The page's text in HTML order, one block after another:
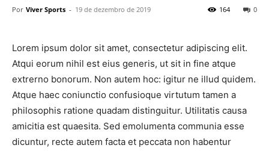
Por Viver Sports - 19 de dezembro de 2019 0
164
Lorem ipsum dolor sit amet, consectetur adipiscing elit.
Atqui eorum nihil est eius generis, ut sit in fine atque
extrerno bonorum. Non autem hoc: igitur ne illud quidem.
Atque haec coniunctio confusioque virtutum tamen a
philosophis ratione quadam distinguitur. Utilitatis causa
amicitia est quaesita. Sed emolumenta communia esse
dicuntur, recte autem facta et peccata non habentur